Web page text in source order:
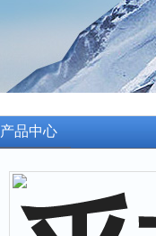
产品中心